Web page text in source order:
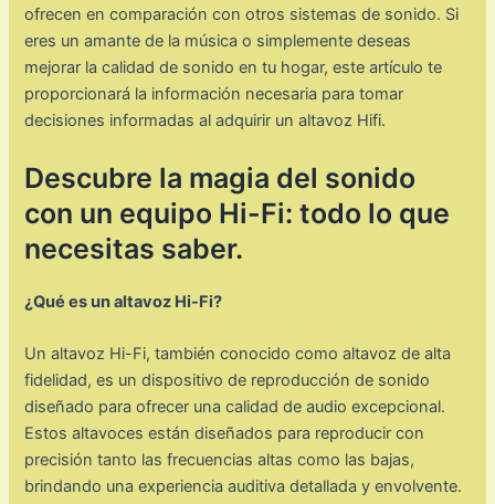
ofrecen en comparación con otros sistemas de sonido. Si
eres un amante de la música o simplemente deseas
mejorar la calidad de sonido en tu hogar, este artículo te
proporcionará la información necesaria para tomar
decisiones informadas al adquirir un altavoz Hifi.
Descubre la magia del sonido
con un equipo Hi-Fi: todo lo que
necesitas saber.
¿Qué es un altavoz Hi-Fi?
Un altavoz Hi-Fi, también conocido como altavoz de alta
fidelidad, es un dispositivo de reproducción de sonido
diseñado para ofrecer una calidad de audio excepcional.
Estos altavoces están diseñados para reproducir con
precisión tanto las frecuencias altas como las bajas,
brindando una experiencia auditiva detallada y envolvente.